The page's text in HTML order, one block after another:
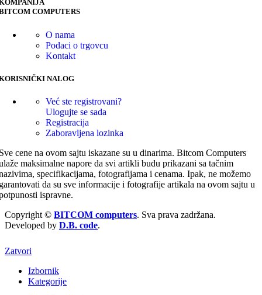
COMPUTERS
O nama
Podaci o trgovcu
Kontakt
NALOG
Već ste registrovani?
Ulogujte se sada
Registracija
Zaboravljena lozinka
cene na ovom sajtu iskazane su u dinarima. Bitcom Computers
maksimalne napore da svi artikli budu prikazani sa tačnim
specifikacijama, fotografijama i cenama. Ipak, ne možemo
da su sve informacije i fotografije artikala na ovom sajtu u
ispravne.
Copyright © BITCOM computers. Sva prava zadržana.
Developed by D.B. code.
Zatvori
Izbornik
Kategorije